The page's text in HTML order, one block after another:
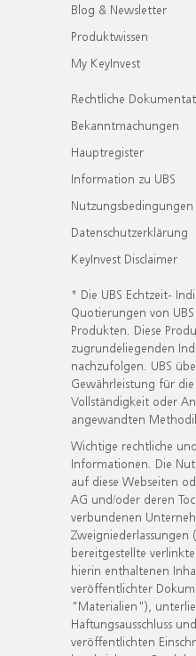
Blog & Newsletter
Produktwissen
My KeyInvest
Rechtliche
Bekanntmachungen
Hauptregister
Information zu UBS
Nutzungsbedingungen
Datenschutzerklärung
KeyInvest Disclaimer
* Die UBS Echtzeit-
Quotierungen von
Produkten. Diese
zugrundeliegenden
nachzufolgen. UBS
Gewährleistung für
Vollständigkeit oder
angewandten
Wichtige rechtliche
Informationen. Die
auf diese Webseiten
AG und/oder deren
verbundenen
Zweigniederlassungen
bereitgestellte
hierin enthaltenen
veröffentlichter
"Materialien"),
Haftungsausschluss
veröffentlichten